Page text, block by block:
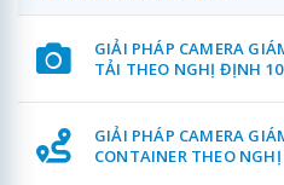
GIẢI PHÁP CAMERA
TẢI THEO NGHỊ ĐỊNH 10
GIẢI PHÁP CAMERA
CONTAINER THEO